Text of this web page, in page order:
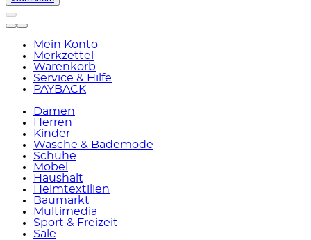
Mein Konto
Merkzettel
Warenkorb
Service & Hilfe
PAYBACK
Damen
Herren
Kinder
Wäsche & Bademode
Schuhe
Möbel
Haushalt
Heimtextilien
Baumarkt
Multimedia
Sport & Freizeit
Sale